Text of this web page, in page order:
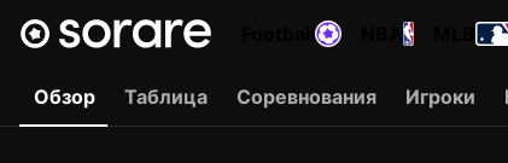
Обзор Таблица Соревнования Игроки